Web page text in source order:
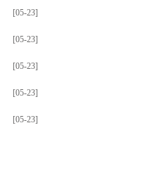
[05-23]
[05-23]
[05-23]
[05-23]
[05-23]